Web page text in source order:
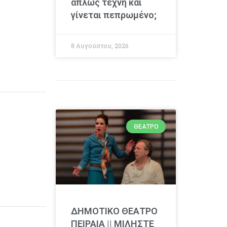
απλώς τέχνη και
γίνεται πεπρωμένο;
8 Αυγούστου, 2026
ΘΈΑΤΡΟ
ΔΗΜΟΤΙΚΟ ΘΕΑΤΡΟ
ΠΕΙΡΑΙΑ || ΜΙΛΗΣΤΕ